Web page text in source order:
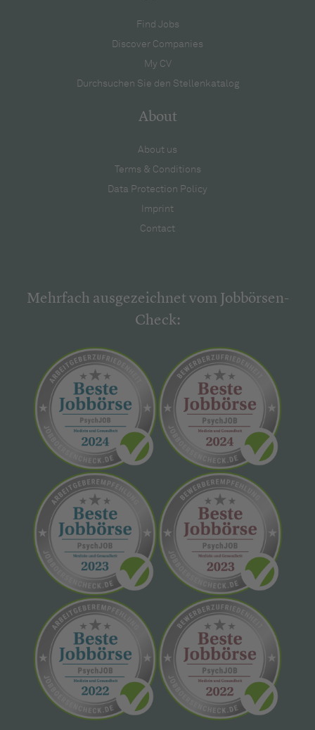
Find Jobs
Discover Companies
My CV
Durchsuchen Sie den Stellenkatalog
About
About us
Terms & Conditions
Data Protection Policy
Imprint
Contact
Mehrfach ausgezeichnet vom Jobbörsen-
Check: